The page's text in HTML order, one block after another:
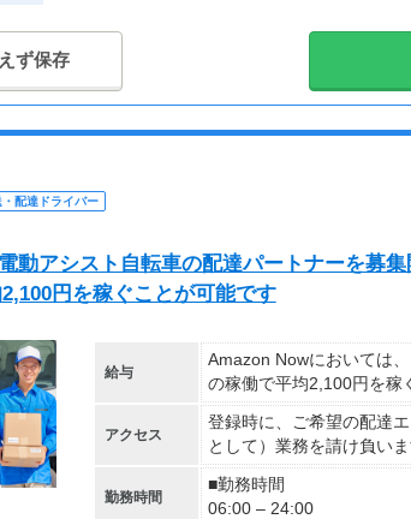
ず保存
・配達ドライバー
動アシスト自転車の配達パートナーを募
円を稼ぐことが可能です
給与
Amazon Nowにおいては
の稼働で平均2,100円を稼
アクセス
登録時に、ご希望の配達
として）業務を請け負いま
勤務時間
■勤務時間
06:00 – 24:00